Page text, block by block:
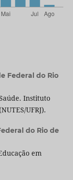
Federal do Rio
Instituto
UFRJ).
do Rio de
em